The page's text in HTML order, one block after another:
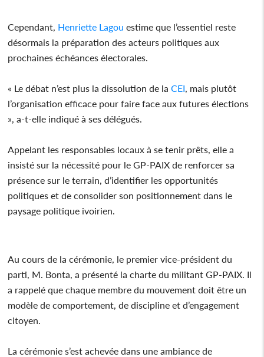
Cependant, Henriette Lagou estime que l’essentiel reste
désormais la préparation des acteurs politiques aux
prochaines échéances électorales.
« Le débat n’est plus la dissolution de la CEI , mais plutôt
l’organisation efficace pour faire face aux futures élections
», a-t-elle indiqué à ses délégués.
Appelant les responsables locaux à se tenir prêts, elle a
insisté sur la nécessité pour le GP-PAIX de renforcer sa
présence sur le terrain, d’identifier les opportunités
politiques et de consolider son positionnement dans le
paysage politique ivoirien.
Au cours de la cérémonie, le premier vice-président du
parti, M. Bonta, a présenté la charte du militant GP-PAIX. Il
a rappelé que chaque membre du mouvement doit être un
modèle de comportement, de discipline et d’engagement
citoyen.
La cérémonie s’est achevée dans une ambiance de